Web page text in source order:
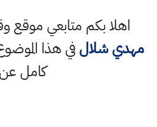
اهلا بكم متابعي موقع
مهدي شلالفي هذا
كامل عن